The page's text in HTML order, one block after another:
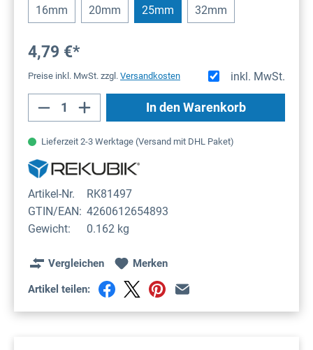
16mm 20mm 25mm 32mm
4,79 €*
inkl. MwSt.
Preise inkl. MwSt. zzgl. Versandkosten
Produkt Anzahl: Gib den gewünschten
In den Warenkorb
Lieferzeit 2-3 Werktage (Versand mit DHL Paket)
Artikel-Nr.
RK81497
GTIN/EAN: 4260612654893
Gewicht:
0.162 kg
Vergleichen Merken
Artikel teilen: